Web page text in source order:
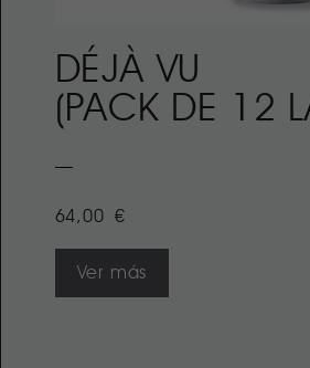
DÉJÀ VU
(PACK DE 12
64,00€
Ver más